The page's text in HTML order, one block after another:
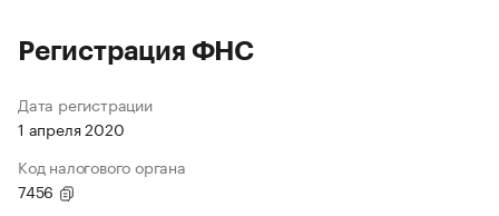
Регистрация ФНС
Дата регистрации
1 апреля 2020
Код налогового органа
7456